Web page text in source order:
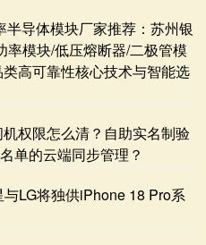
导体模块厂家推荐：苏州银
模块/低压熔断器/二极管模
高可靠性核心技术与智能选
权限怎么清？自助实名制验
单的云端同步管理？
LG将独供iPhone 18 Pro系